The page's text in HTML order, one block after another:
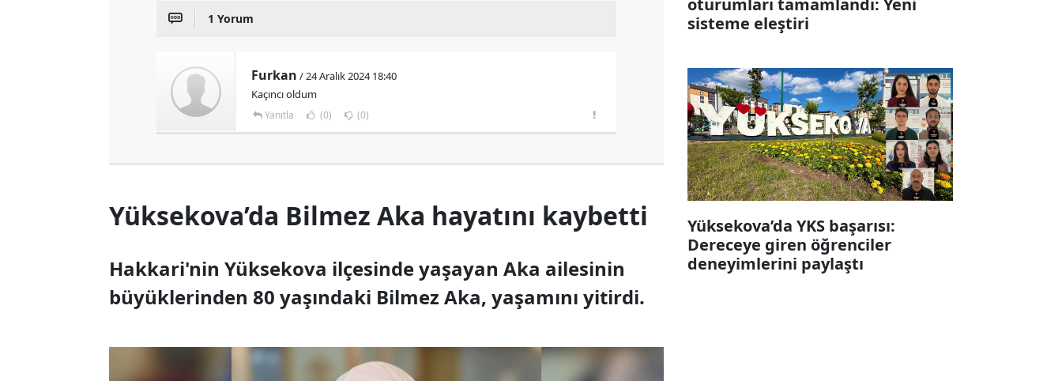
1 Yorum
Furkan / 24 Aralık 2024 18:40
Kaçıncı oldum
Yanıtla (0) (0)
Yüksekova’da Bilmez Aka hayatını kaybetti
Hakkari'nin Yüksekova ilçesinde yaşayan Aka ailesinin
büyüklerinden 80 yaşındaki Bilmez Aka, yaşamını yitirdi.
sisteme eleştiri
Yüksekova’da YKS başarısı:
Dereceye giren öğrenciler
deneyimlerini paylaştı